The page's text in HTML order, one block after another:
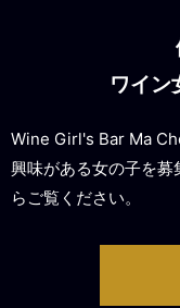
ワイン
Wine Girl's Bar Ma
興味がある女の子を
らご覧ください。